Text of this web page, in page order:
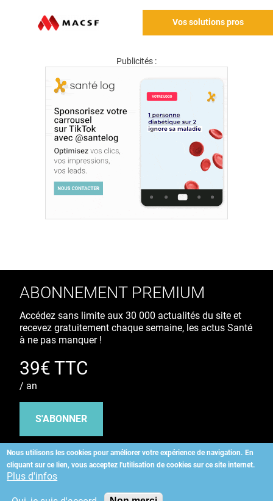
Vos solutions pros
Publicités :
Nous utilisons les cookies pour améliorer votre expérience de navigation. En
cliquant sur ce lien, vous acceptez l'utilisation de cookies sur ce site internet.
Plus d'infos
ABONNEMENT PREMIUM
Accédez sans limite aux 30 000 actualités du site et
recevez gratuitement chaque semaine, les actus Santé
à ne pas manquer !
39€ TTC
/ an
S'ABONNER
Copyright©2026 ALLIEDHEALTH